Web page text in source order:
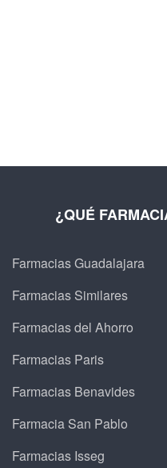
¿QUÉ
Farmacias Guadalajara
Farmacias Similares
Farmacias del Ahorro
Farmacias Paris
Farmacias Benavides
Farmacia San Pablo
Farmacias Isseg